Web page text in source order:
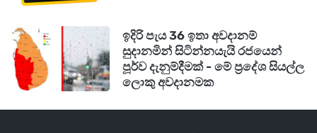
ඉදිරි පැය 36 ඉතා අවදානම්
සුදානමින් සිටින්නයැයි රජයෙන්
පූර්ව දැනුම්දීමක් - මේ ප්‍රදේශ සියල්ල
ලොකු අවදානමක